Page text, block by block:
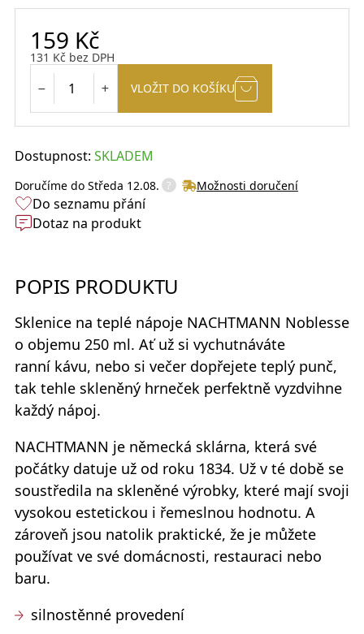
159 Kč
131 Kčbez DPH
VLOŽIT DO KOŠÍKU
Dostupnost: SKLADEM
Doručíme do Středa 12.08. ? Možnosti doručení
Do seznamu přání
Dotaz na produkt
POPIS PRODUKTU
Sklenice na teplé nápoje NACHTMANN Noblesse
o objemu 250 ml. Ať už si vychutnáváte
ranní kávu, nebo si večer dopřejete teplý punč,
tak tehle skleněný hrneček perfektně vyzdvihne
každý nápoj.
NACHTMANN je německá sklárna, která své
počátky datuje už od roku 1834. Už v té době se
soustředila na skleněné výrobky, které mají svoji
vysokou estetickou i řemeslnou hodnotu. A
zároveň jsou natolik praktické, že je můžete
používat ve své domácnosti, restauraci nebo
baru.
silnostěnné provedení